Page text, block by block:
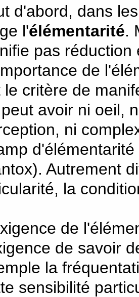
d'abord, dans
l'élémentarité.
pas réduction
de
le critère de
avoir ni oeil,
ni
Autrement
la
de
de savoir
la
sensibilité